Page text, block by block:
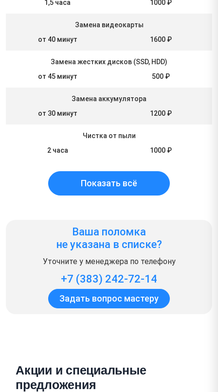
1,5 часа 1000 ₽
Замена видеокарты
от 40 минут
1600 ₽
Замена жестких дисков (SSD, HDD)
от 45 минут
500 ₽
Замена аккумулятора
от 30 минут
1200 ₽
Чистка от пыли
2 часа
1000 ₽
Показать всё
Ваша поломка
не указана в списке?
Уточните у менеджера по телефону
+7 (383) 242-72-14
Задать вопрос мастеру
Акции и специальные
предложения